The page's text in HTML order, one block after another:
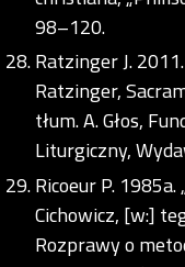
98–120.
Ratzinger J.
Ratzinger,
tłum. A. Głos,
Liturgiczny,
Ricoeur P.
Cichowicz, [w:]
Rozprawy o